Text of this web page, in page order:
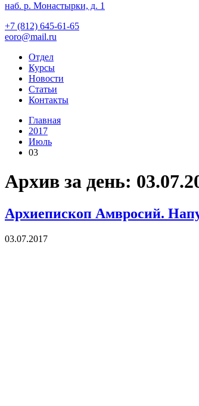
наб. р. Монастырки, д. 1
+7 (812) 645-61-65
eoro@mail.ru
Отдел
Курсы
Новости
Статьи
Контакты
Главная
2017
Июль
03
Архив за день:
Архиепископ Амвросий.
03.07.2017